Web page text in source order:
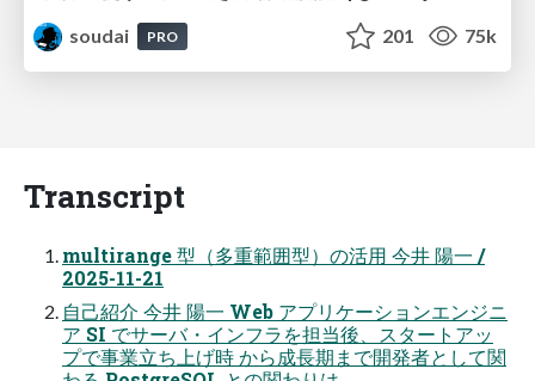
soudai
PRO 201 75k
Transcript
multirange 型（多重範囲型）の活用 今井 陽一 /
2025-11-21
自己紹介 今井 陽一 Web アプリケーションエンジニ
ア SI でサーバ・インフラを担当後、スタートアッ
プで事業立ち上げ時 から成長期まで開発者として関